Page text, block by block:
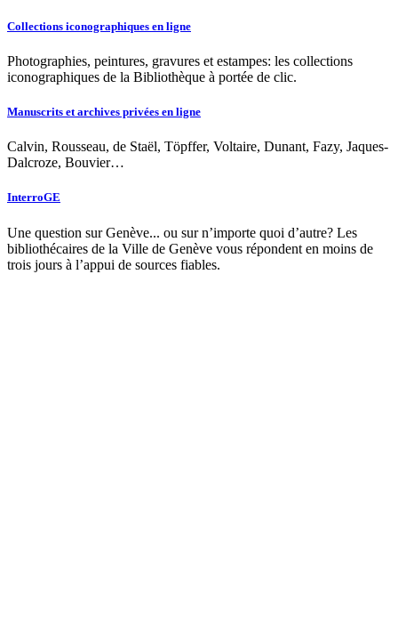
Collections iconographiques en ligne
Photographies, peintures, gravures et estampes: les collections
iconographiques de la Bibliothèque à portée de clic.
Manuscrits et archives privées en ligne
Calvin, Rousseau, de Staël, Töpffer, Voltaire, Dunant, Fazy, Jaques-
Dalcroze, Bouvier…
InterroGE
Une question sur Genève... ou sur n’importe quoi d’autre? Les
bibliothécaires de la Ville de Genève vous répondent en moins de
trois jours à l’appui de sources fiables.